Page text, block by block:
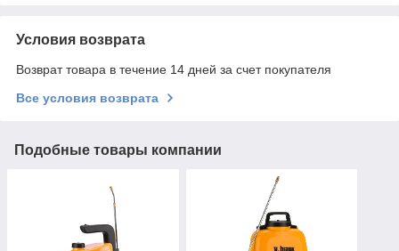
Условия возврата
Возврат товара в течение 14 дней за счет покупателя
Все условия возврата
Подобные товары компании